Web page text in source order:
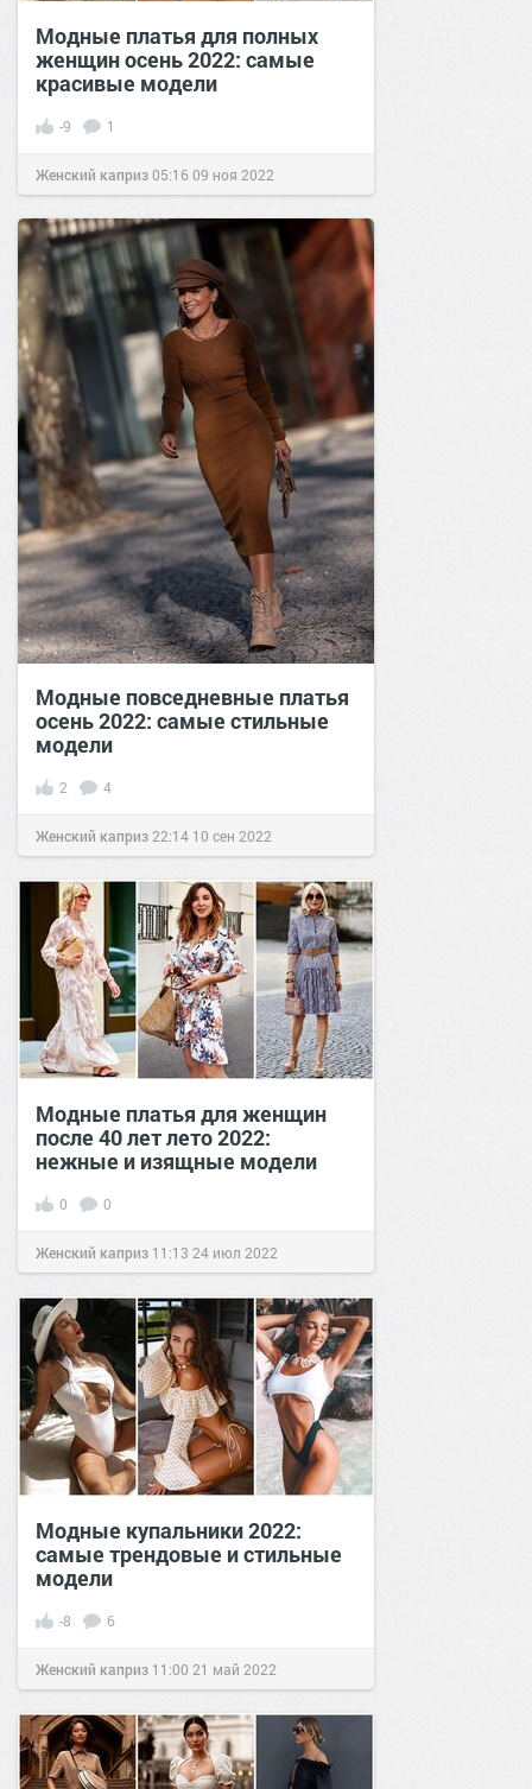
Модные платья для полных
женщин осень 2022: самые
красивые модели
-9 1
Женский каприз05:1609 ноя 2022
Модные повседневные платья
осень 2022: самые стильные
модели
2 4
Женский каприз 22:14 10 сен 2022
Модные платья для женщин
после 40 лет лето 2022:
нежные и изящные модели
0 0
Женский каприз 11:13 24 июл 2022
Модные купальники 2022:
самые трендовые и стильные
модели
-8 6
Женский каприз 11:00 21 май 2022